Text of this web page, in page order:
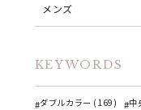
メンズ
KEYWORDS
ダブルカラー (169) 中